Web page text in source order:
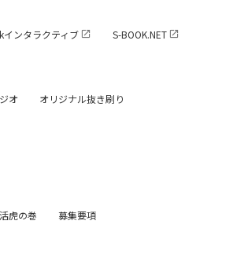
の五星三心占い2026』発売5か月分
聞出版調べ。
テンツがつきません。
のであり、予告なく変更になる場合
ンタラクティブ S-BOOK.NET
オ オリジナル抜き刷り
虎の巻
募集要項